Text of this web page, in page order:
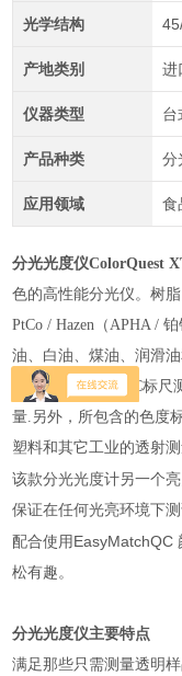
光学结构
产地类别 进
仪器类型 台
产品种类 分
应用领域 食
分光光度仪ColorQuest
色的高性能分光仪。树
PtCo / Hazen（APHA /
油、白油、煤油、润滑
啤酒用ASBC或EBC标
量.另外，所包含的色度
塑料和其它工业的透射
该款分光光度计另一个
保证在任何光亮环境下
配合使用EasyMatchQC
松有趣。
分光光度仪主要特点
满足那些只需测量透明